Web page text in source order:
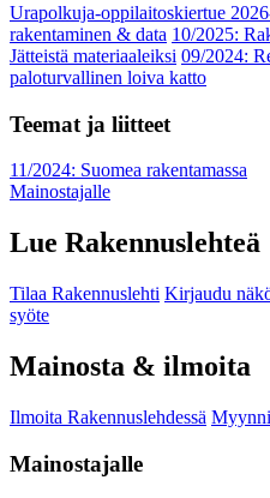
Urapolkuja-oppilaitoskiertue
rakentaminen & data 10/2025:
Jätteistä materiaaleiksi 09/2024:
paloturvallinen loiva katto
Teemat ja liitteet
11/2024: Suomea rakentamassa
Mainostajalle
Lue Rakennuslehteä
Tilaa Rakennuslehti Kirjaudu
syöte
Mainosta & ilmoita
Ilmoita Rakennuslehdessä
Mainostajalle